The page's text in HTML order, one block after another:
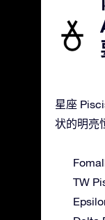
星座
状的明亮
TW